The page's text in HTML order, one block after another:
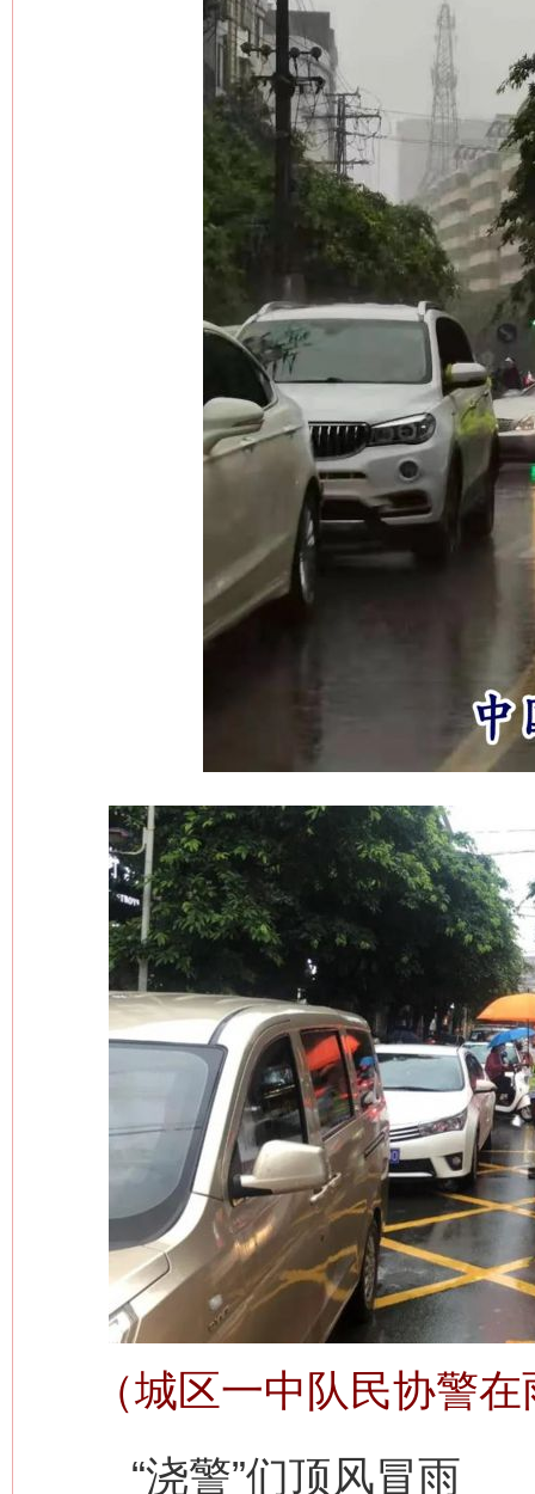
（城区一中队民协警
“浇警”们顶风冒雨